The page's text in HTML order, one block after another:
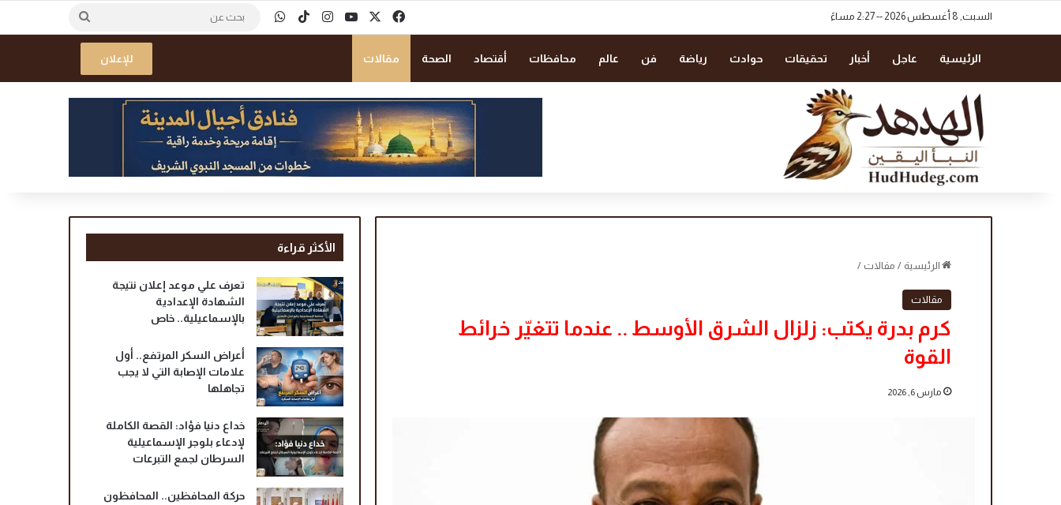
السبت, 8 أغسطس 2026 -- 2:27 مساءً فيسبوك ‫YouTubeانستقرام‫TikTokواتساب
الرئيسية عاجل أخبار تحقيقات حوادث رياضة فن عالم محافظات أقتصاد الصحة مقالات للإعلان
الرئيسية / مقالات /
مقالات
كرم بدرة يكتب: زلزال الشرق الأوسط .. عندما تتغيّر خرائط
القوة
مارس 6, 2026
الأكثر قراءة
تعرف علي موعد إعلان نتيجة
الشهادة الإعدادية
بالإسماعيلية.. خاص
أعراض السكر المرتفع.. أول
علامات الإصابة التي لا يجب
تجاهلها
خداع دنيا فؤاد: القصة الكاملة
لإدعاء بلوجر الإسماعيلية
السرطان لجمع التبرعات
حركة المحافظين.. المحافظون